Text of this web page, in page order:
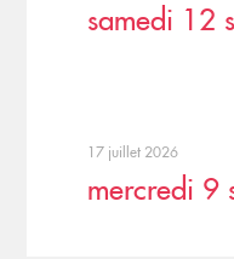
samedi 12
17 juillet 2026
mercredi 9